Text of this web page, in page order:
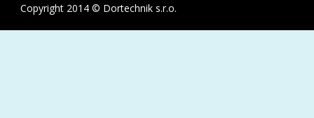
Copyright 2014 © Dortechnik s.r.o.